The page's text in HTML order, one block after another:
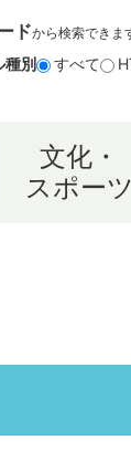
ドから検索できま
種別 すべて
文化・
スポーツ